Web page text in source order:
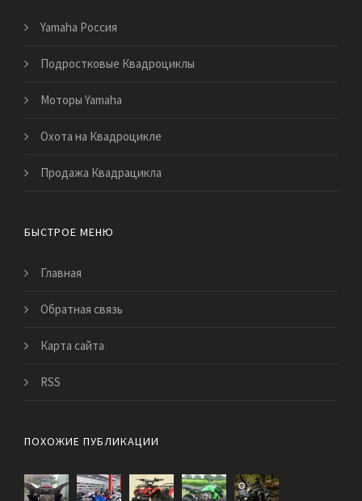
Yamaha Россия
Подростковые Квадроциклы
Моторы Yamaha
Охота на Квадроцикле
Продажа Квадрацикла
БЫСТРОЕ МЕНЮ
Главная
Обратная связь
Карта сайта
RSS
ПОХОЖИЕ ПУБЛИКАЦИИ